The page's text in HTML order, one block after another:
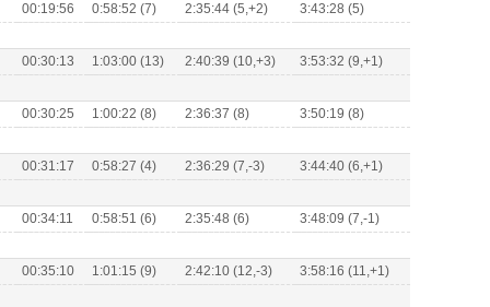
00:19:56 0:58:52 (7) 2:35:44 (5,+2) 3:43:28 (5)
00:30:13 1:03:00 (13) 2:40:39 (10,+3) 3:53:32 (9,+1)
00:30:25 1:00:22 (8) 2:36:37 (8) 3:50:19 (8)
00:31:17 0:58:27 (4) 2:36:29 (7,-3) 3:44:40 (6,+1)
00:34:11 0:58:51 (6) 2:35:48 (6) 3:48:09 (7,-1)
00:35:10 1:01:15 (9) 2:42:10 (12,-3) 3:58:16 (11,+1)